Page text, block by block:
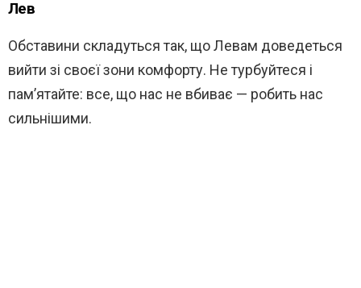
Лев
Обставини складуться так, що Левам доведеться
вийти зі своєї зони комфорту. Не турбуйтеся і
пам’ятайте: все, що нас не вбиває — робить нас
сильнішими.